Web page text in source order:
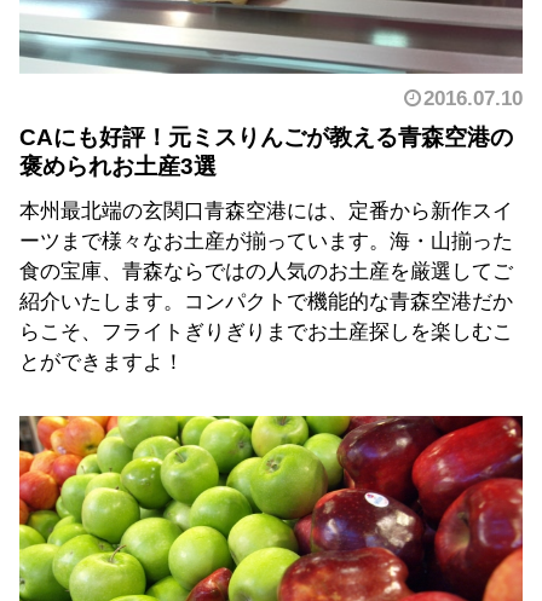
2016.07.10
CAにも好評！元ミスりんごが教える青森空港の
褒められお土産3選
本州最北端の玄関口青森空港には、定番から新作スイ
ーツまで様々なお土産が揃っています。海・山揃った
食の宝庫、青森ならではの人気のお土産を厳選してご
紹介いたします。コンパクトで機能的な青森空港だか
らこそ、フライトぎりぎりまでお土産探しを楽しむこ
とができますよ！